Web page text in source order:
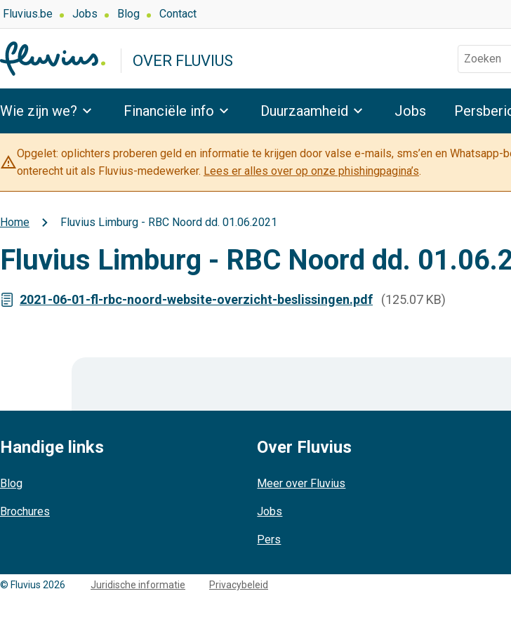
Overslaan
en
naar
de
inhoud
gaan
Top
navigation
Over
Fluvius
Fluvius.be Jobs Blog Contact
OVER FLUVIUS
Zoeken
Wie zijn we? Financiële info Duurzaamheid Jobs
warning_amber
Opgelet: oplichters proberen geld en informatie te krijgen door valse e-mails, sms’en en
onterecht uit als Fluvius-medewerker. Lees er alles over op onze phishingpagina’s.
Kruimelpad
Home Fluvius Limburg - RBC Noord dd. 01.06.2021
Fluvius Limburg - RBC Noord dd.
2021-06-01-fl-rbc-noord-website-overzicht-beslissingen.pdf (125.07 KB)
Handige links
Blog
Brochures
Over Fluvius
Meer over Fluvius
Jobs
Pers
© Fluvius 2026
Copyright
Juridische informatie Privacybeleid